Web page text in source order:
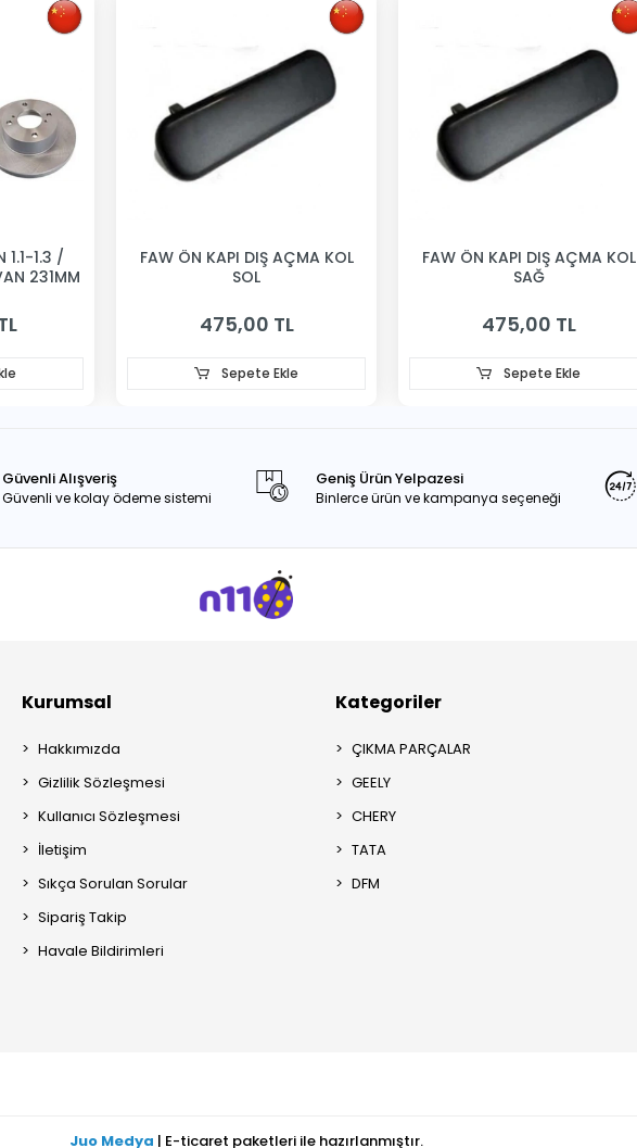
1.1-1.3 /
231MM
FAW ÖN KAPI DIŞ AÇMA KOL
SOL
475,00 TL
Sepete Ekle
FAW ÖN KAPI DIŞ AÇMA KOL
SAĞ
475,00 TL
Sepete Ekle
Güvenli Alışveriş
Güvenli ve kolay ödeme sistemi
Geniş Ürün Yelpazesi
Binlerce ürün ve kampanya seçeneği
Kurumsal
Hakkımızda
Gizlilik Sözleşmesi
Kullanıcı Sözleşmesi
İletişim
Sıkça Sorulan Sorular
Sipariş Takip
Havale Bildirimleri
Kategoriler
ÇIKMA PARÇALAR
GEELY
CHERY
TATA
DFM
Juo Medya | E-ticaret paketleri ile hazırlanmıştır.